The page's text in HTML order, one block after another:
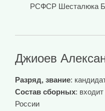
РСФСР Шесталюка
Джиоев
Разряд, звание:
Состав сборных:
России